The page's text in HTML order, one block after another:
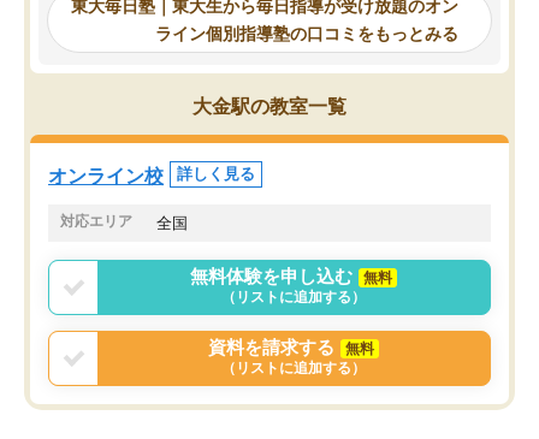
の長期計画や日々の勉強のやり方につ
いて客観的なアドバイスをいただけた
ので、自信をもって受験勉強を進める
ことができました。自分のように勉強
のやり方や進捗管理で苦労している方
には特におすすめしたい塾です。
東大毎日塾｜東大生から毎日指導が受け放題のオン
ライン個別指導塾の口コミをもっとみる
大金駅の教室一覧
オンライン校 詳しく見る
対応エリア 全国
無料体験を申し込む
無料
（リストに追加する）
資料を請求する
無料
（リストに追加する）